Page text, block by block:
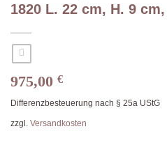
1820 L. 22 cm, H. 9
975,00 €
Differenzbesteuerung nach § 25a UStG
zzgl. Versandkosten